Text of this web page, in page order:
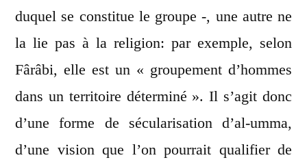
duquel se constitue le groupe -, une autre ne
la lie pas à la religion: par exemple, selon
Fârâbi, elle est un « groupement d’hommes
dans un territoire déterminé ». Il s’agit donc
d’une forme de sécularisation d’al-umma,
d’une vision que l’on pourrait qualifier de